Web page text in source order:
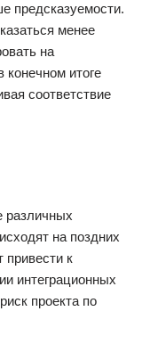
предсказуемости.
менее
на
итоге
соответствие
различных
на поздних
привести к
интеграционных
проекта по